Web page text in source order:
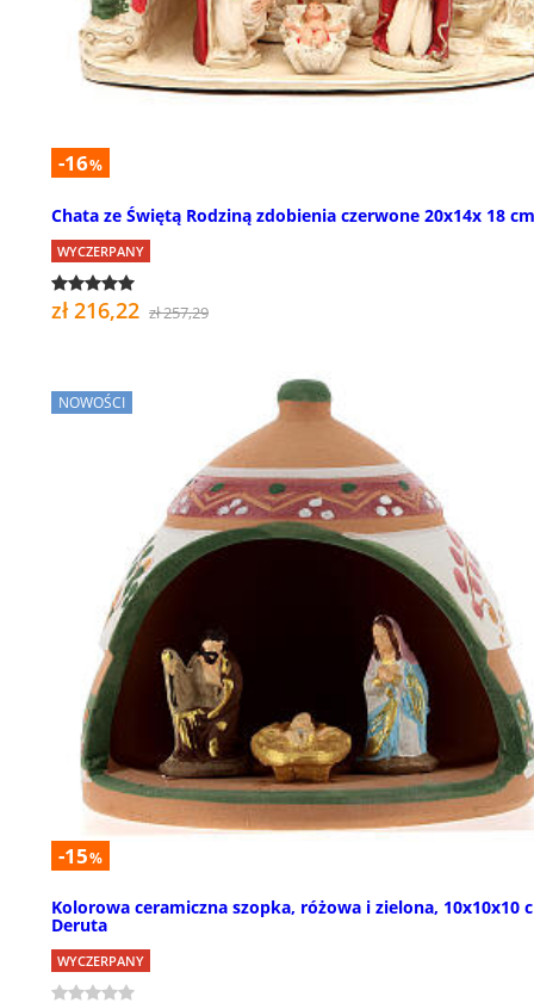
-16%
Chata ze Świętą Rodziną zdobienia czerwone 20x14x 18 cm
WYCZERPANY
zł 216,22 zł 257,29
NOWOŚCI
-15%
Kolorowa ceramiczna szopka, różowa i zielona, 10x10x10
Deruta
WYCZERPANY